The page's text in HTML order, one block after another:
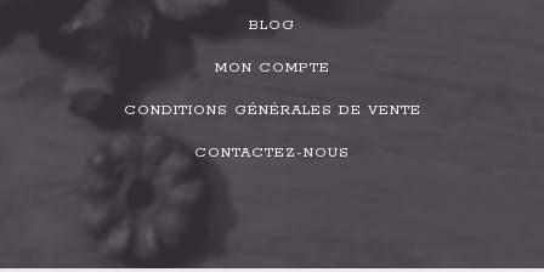
BLOG
MON COMPTE
CONDITIONS GÉNÉRALES DE VENTE
CONTACTEZ-NOUS